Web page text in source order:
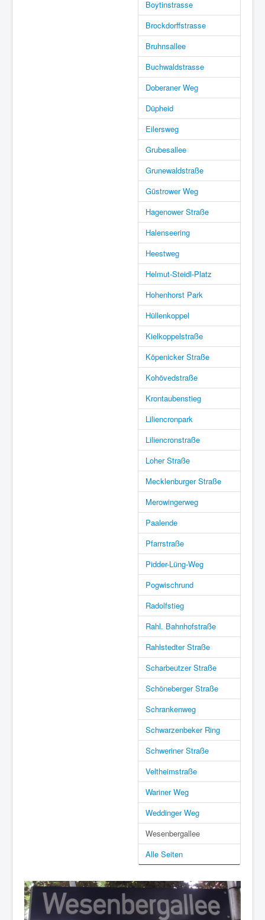
Boytinstrasse
Brockdorffstrasse
Bruhnsallee
Buchwaldstrasse
Doberaner Weg
Düpheid
Eilersweg
Grubesallee
Grunewaldstraße
Güstrower Weg
Hagenower Straße
Halenseering
Heestweg
Helmut-Steidl-Platz
Hohenhorst Park
Hüllenkoppel
Kielkoppelstraße
Köpenicker Straße
Kohövedstraße
Krontaubenstieg
Liliencronpark
Liliencronstraße
Loher Straße
Mecklenburger Straße
Merowingerweg
Paalende
Pfarrstraße
Pidder-Lüng-Weg
Pogwischrund
Radolfstieg
Rahl. Bahnhofstraße
Rahlstedter Straße
Scharbeutzer Straße
Schöneberger Straße
Schrankenweg
Schwarzenbeker Ring
Schweriner Straße
Veltheimstraße
Wariner Weg
Weddinger Weg
Wesenbergallee
Alle Seiten